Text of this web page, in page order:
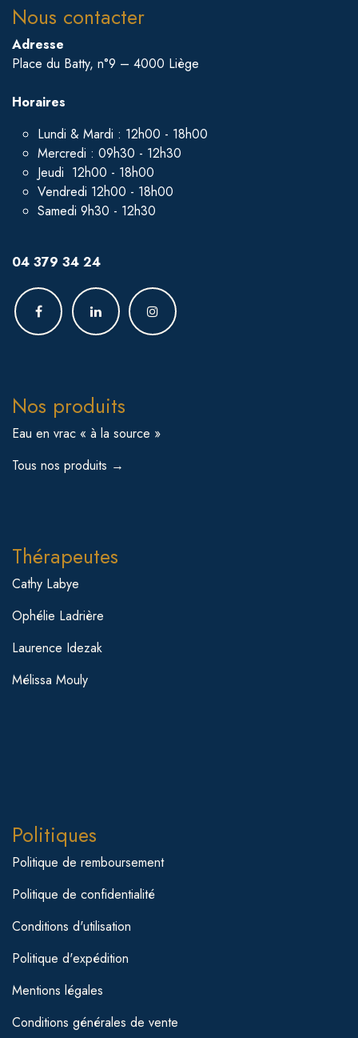
Nous contacter
Adresse
Place du Batty, n°9 – 4000 Liège
Horaires
Lundi & Mardi : 12h00 - 18h00
Mercredi : 09h30 - 12h30
Jeudi 12h00 - 18h00
Vendredi 12h00 - 18h00
Samedi 9h30 - 12h30
04 379 34 24
Nos produits
Eau en vrac « à la source »
Tous nos produits →
Thérapeutes
Cathy Labye
Ophélie Ladrière
Laurence Idezak
Mélissa Mouly
Politiques
Politique de remboursement
Politique de confidentialité
Conditions d'utilisation
Politique d'expédition
Mentions légales
Conditions générales de vente